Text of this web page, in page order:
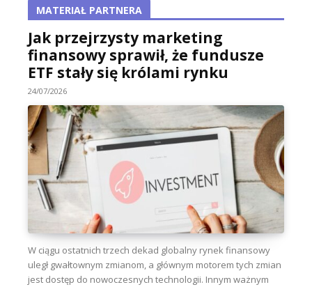
MATERIAŁ PARTNERA
Jak przejrzysty marketing
finansowy sprawił, że fundusze
ETF stały się królami rynku
24/07/2026
W ciągu ostatnich trzech dekad globalny rynek finansowy
uległ gwałtownym zmianom, a głównym motorem tych zmian
jest dostęp do nowoczesnych technologii. Innym ważnym